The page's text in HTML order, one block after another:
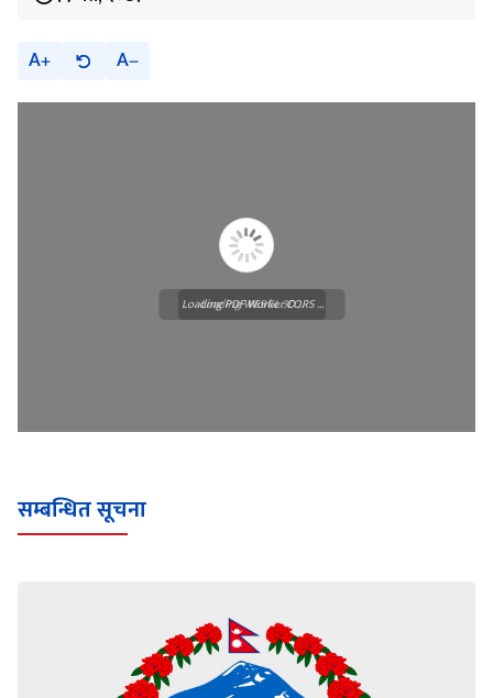
A A
Loading WEBGL 3D ...
Loading PDF Worker CORS ...
सम्बन्धित सूचना